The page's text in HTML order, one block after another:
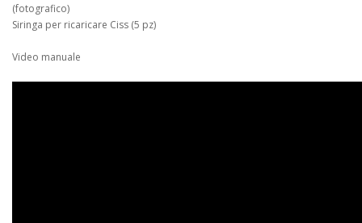
(fotografico)
Siringa per ricaricare Ciss (5 pz)
Video manuale